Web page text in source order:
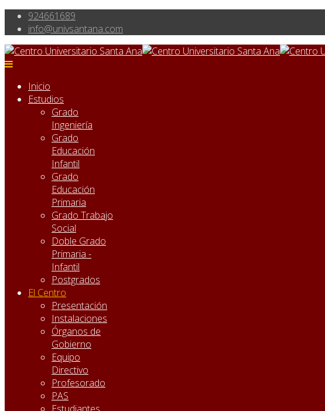
924661689
info@univsantana.com
Inicio
Estudios
Grado
Ingeniería
Grado
Educación
Infantil
Grado
Educación
Primaria
Grado Trabajo
Social
Doble Grado
Primaria -
Infantil
Postgrados
El Centro
Presentación
Instalaciones
Órganos de
Gobierno
Equipo
Directivo
Profesorado
PAS